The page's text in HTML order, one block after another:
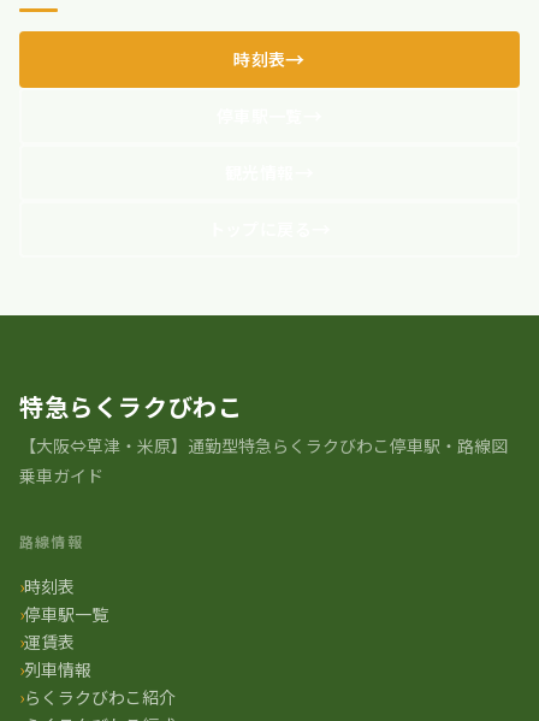
時刻表
特急らくラクびわこ
【大阪⇔草津・米原】通勤型特急らくラクびわこ停車駅・路線図
乗車ガイド
路線情報
時刻表
停車駅一覧
運賃表
列車情報
らくラクびわこ紹介